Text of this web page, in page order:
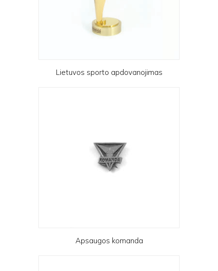
Lietuvos sporto apdovanojimas
Apsaugos komanda